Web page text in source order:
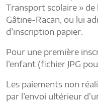
Transport scolaire »
Gâtine-Racan, ou lui
d’inscription papier.
Pour une première
l’enfant (fichier JPG
Les paiements non
par l’envoi ultérieur